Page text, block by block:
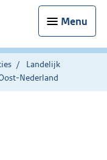
Menu
Landelijk
Nederland